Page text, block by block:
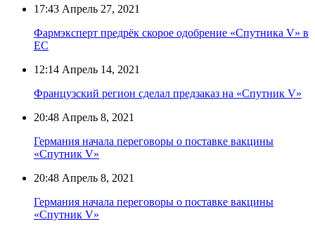
17:43 Апрель 27, 2021
Фармэксперт предрёк скорое одобрение «Спутника V» в
ЕС
12:14 Апрель 14, 2021
Французский регион сделал предзаказ на «Спутник V»
20:48 Апрель 8, 2021
Германия начала переговоры о поставке вакцины
«Спутник V»
20:48 Апрель 8, 2021
Германия начала переговоры о поставке вакцины
«Спутник V»